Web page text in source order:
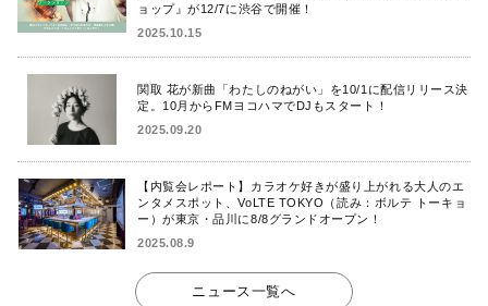
ョップ』が12/7に渋谷で開催！
2025.10.15
関取 花が新曲「わたしのねがい」を10/1に配信リリース決
定。10月からFMヨコハマでDJもスタート！
2025.09.20
【内覧会レポート】カラオケ好きが盛り上がれる大人のエ
ンタメスポット、VoLTE TOKYO（読み：ボルテ トーキョ
ー）が東京・品川に8/8グランドオープン！
2025.08.9
ニュース一覧へ